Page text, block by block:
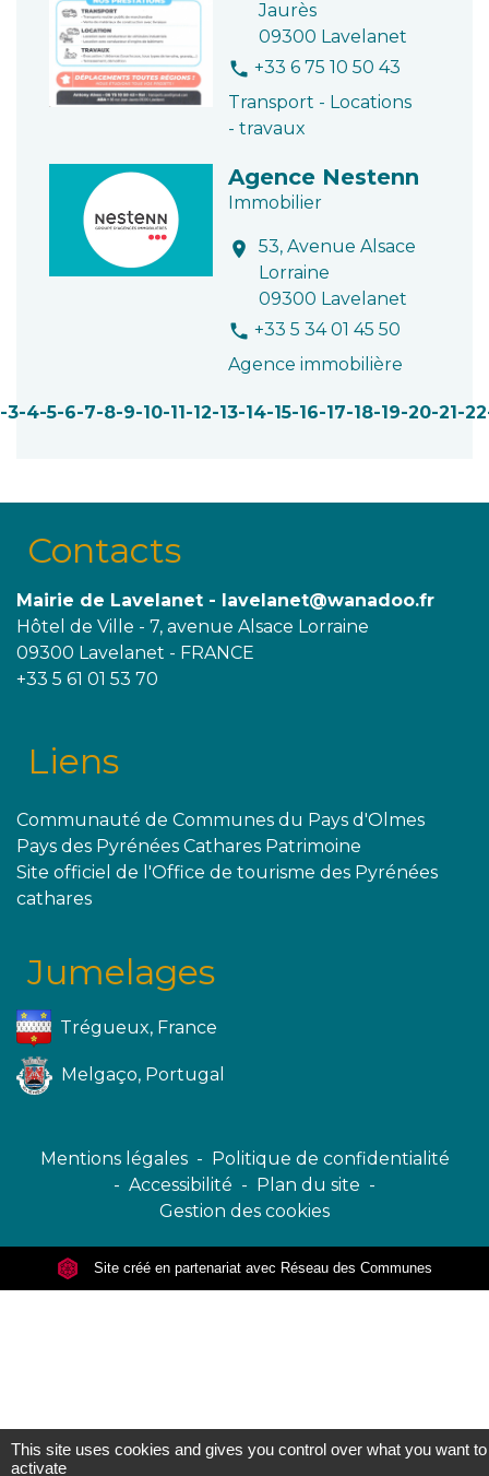
Jaurès
09300 Lavelanet
phone +33 6 75 10 50 43
Transport - Locations
- travaux
Agence Nestenn
Immobilier
location_on
53, Avenue Alsace
Lorraine
09300 Lavelanet
phone +33 5 34 01 45 50
Agence immobilière
-3-4-5-6-7-8-9-10-11-12-13-14-15-16-17-18-19-20-21-22
Contacts
Mairie de Lavelanet - lavelanet@wanadoo.fr
Hôtel de Ville - 7, avenue Alsace Lorraine
09300 Lavelanet - FRANCE
+33 5 61 01 53 70
Liens
Communauté de Communes du Pays d'Olmes
Pays des Pyrénées Cathares Patrimoine
Site officiel de l'Office de tourisme des Pyrénées
cathares
Jumelages
Trégueux, France
Melgaço, Portugal
Mentions légales - Politique de confidentialité
- Accessibilité - Plan du site -
Gestion des cookies
Site créé en partenariat avec Réseau des Communes
This site uses cookies and gives you control over what you want to
activate